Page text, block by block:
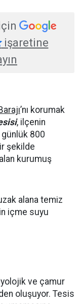
işaretine
’nı korumak
, ilçenin
800
şekilde
kurumuş
alana temiz
içme suyu
ve çamur
oluşuyor. Tesis